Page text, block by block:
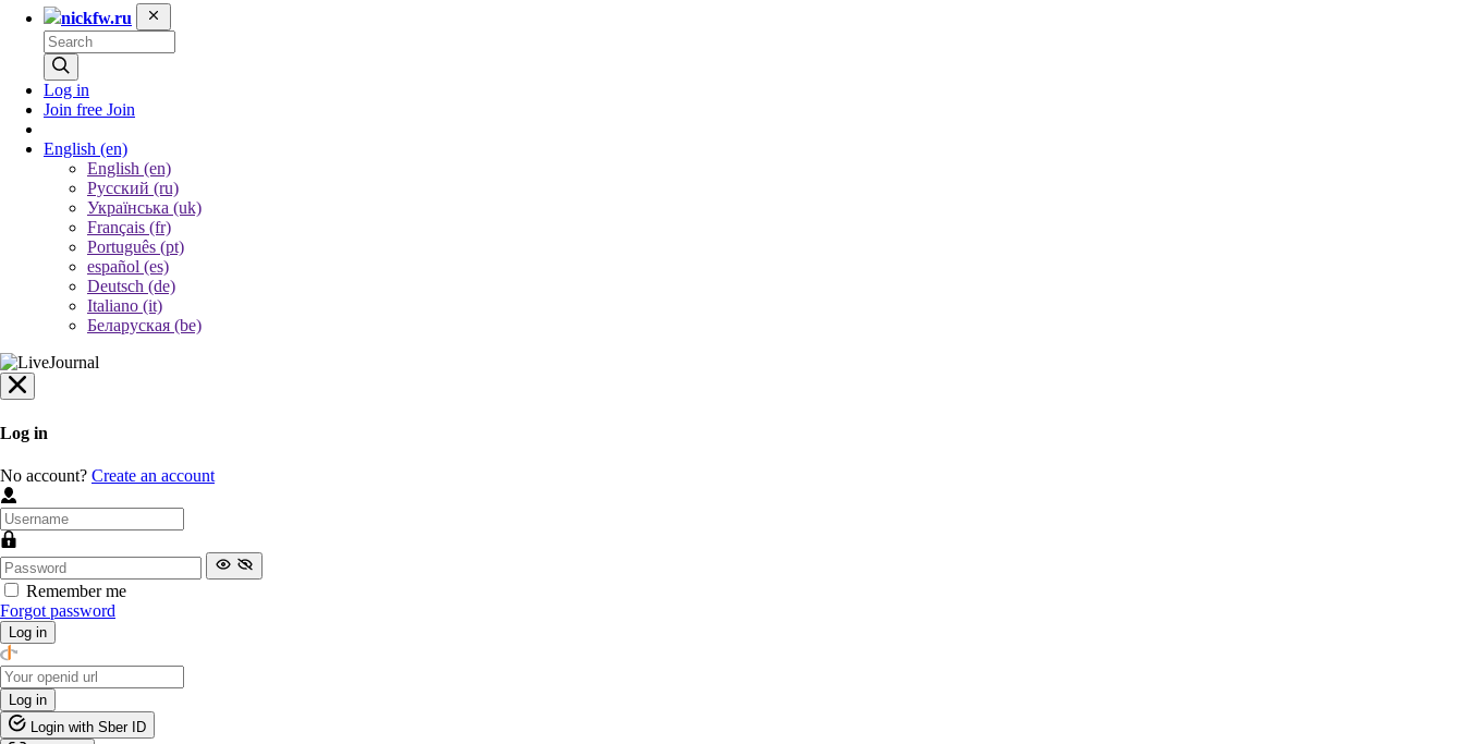
nickfw.ru
Log in
Join free Join
English (en)
English (en)
Русский (ru)
Українська (uk)
Français (fr)
Português (pt)
español (es)
Deutsch (de)
Italiano (it)
Беларуская (be)
Log in
No account? Create an account
Remember me
Forgot password
Log in
Log in
Login with Sber ID